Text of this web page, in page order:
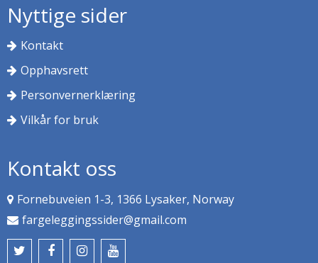
Nyttige sider
Kontakt
Opphavsrett
Personvernerklæring
Vilkår for bruk
Kontakt oss
Fornebuveien 1-3, 1366 Lysaker, Norway
fargeleggingssider@gmail.com